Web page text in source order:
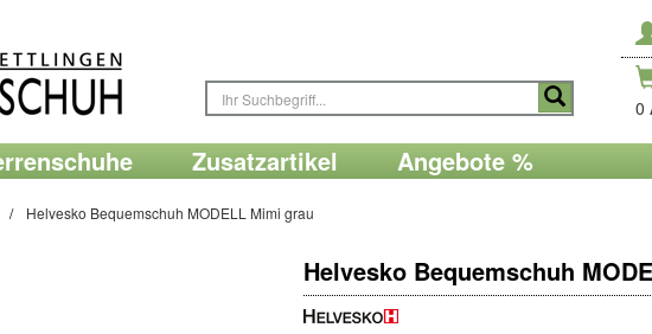
0
Zusatzartikel Angebote %
Helvesko Bequemschuh MODELL Mimi grau
Helvesko Bequemschuh